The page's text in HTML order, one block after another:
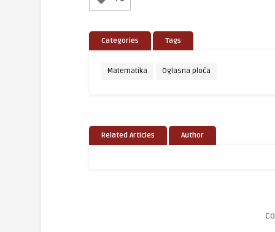
Categories Tags
Matematika Oglasna ploča
Related Articles Author